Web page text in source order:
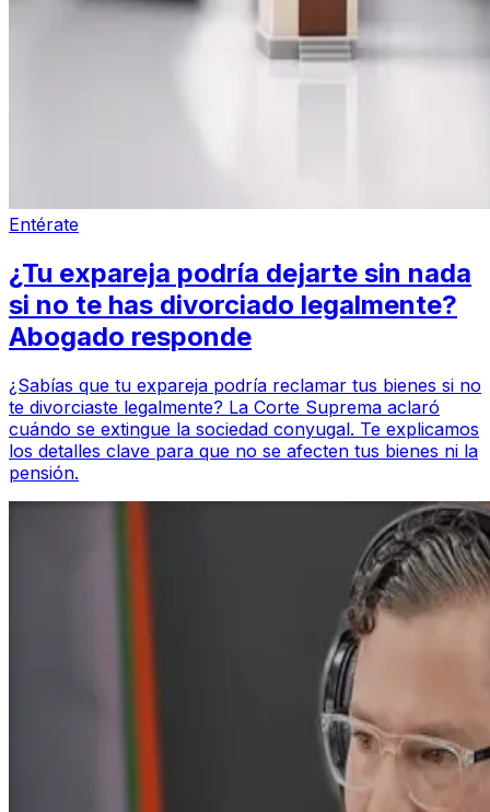
Entérate
¿Tu expareja podría dejarte sin nada
si no te has divorciado legalmente?
Abogado responde
¿Sabías que tu expareja podría reclamar tus bienes si no
te divorciaste legalmente? La Corte Suprema aclaró
cuándo se extingue la sociedad conyugal. Te explicamos
los detalles clave para que no se afecten tus bienes ni la
pensión.